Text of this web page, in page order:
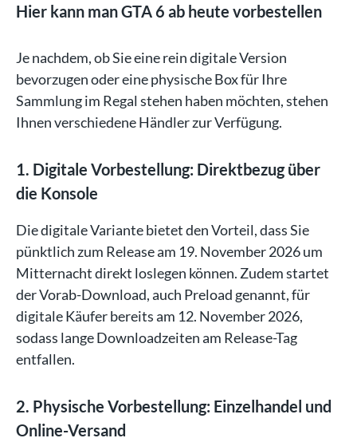
Hier kann man GTA 6 ab heute vorbestellen
Je nachdem, ob Sie eine rein digitale Version
bevorzugen oder eine physische Box für Ihre
Sammlung im Regal stehen haben möchten, stehen
Ihnen verschiedene Händler zur Verfügung.
1. Digitale Vorbestellung: Direktbezug über
die Konsole
Die digitale Variante bietet den Vorteil, dass Sie
pünktlich zum Release am 19. November 2026 um
Mitternacht direkt loslegen können. Zudem startet
der Vorab-Download, auch Preload genannt, für
digitale Käufer bereits am 12. November 2026,
sodass lange Downloadzeiten am Release-Tag
entfallen.
2. Physische Vorbestellung: Einzelhandel und
Online-Versand